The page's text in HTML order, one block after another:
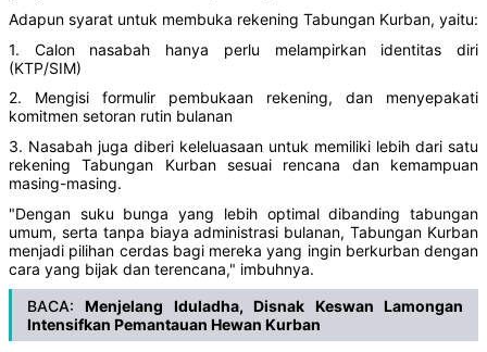
Adapun syarat untuk membuka rekening Tabungan Kurban, yaitu:
1. Calon nasabah hanya perlu melampirkan identitas diri
(KTP/SIM)
2. Mengisi formulir pembukaan rekening, dan menyepakati
komitmen setoran rutin bulanan
3. Nasabah juga diberi keleluasaan untuk memiliki lebih dari satu
rekening Tabungan Kurban sesuai rencana dan kemampuan
masing-masing.
"Dengan suku bunga yang lebih optimal dibanding tabungan
umum, serta tanpa biaya administrasi bulanan, Tabungan Kurban
menjadi pilihan cerdas bagi mereka yang ingin berkurban dengan
cara yang bijak dan terencana," imbuhnya.
BACA:Menjelang Iduladha, Disnak Keswan Lamongan
Intensifkan Pemantauan Hewan Kurban